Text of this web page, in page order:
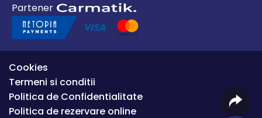
office.premium@autode.ro
Partener
Cookies
Termeni si conditii
Politica de Confidentialitate
Politica de rezervare online